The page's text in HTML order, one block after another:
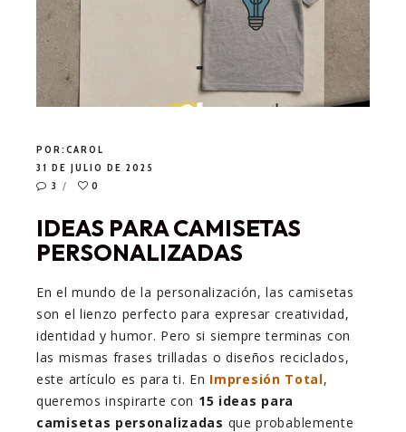
POR:CAROL
31 DE JULIO DE 2025
3
0
IDEAS PARA CAMISETAS
PERSONALIZADAS
En el mundo de la personalización, las camisetas
son el lienzo perfecto para expresar creatividad,
identidad y humor. Pero si siempre terminas con
las mismas frases trilladas o diseños reciclados,
este artículo es para ti. En Impresión Total,
queremos inspirarte con 15 ideas para
camisetas personalizadas que probablemente